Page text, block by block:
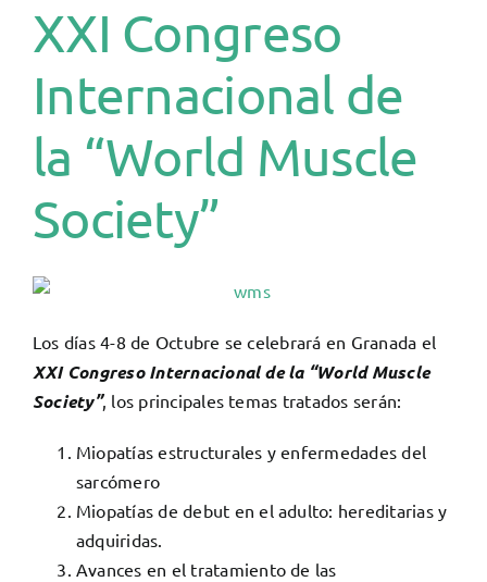
XXI Congreso
Internacional de
la “World Muscle
Society”
Los días 4-8 de Octubre se celebrará en Granada el
XXI Congreso Internacional de la “World Muscle
Society”, los principales temas tratados serán:
Miopatías estructurales y enfermedades del
sarcómero
Miopatías de debut en el adulto: hereditarias y
adquiridas.
Avances en el tratamiento de las